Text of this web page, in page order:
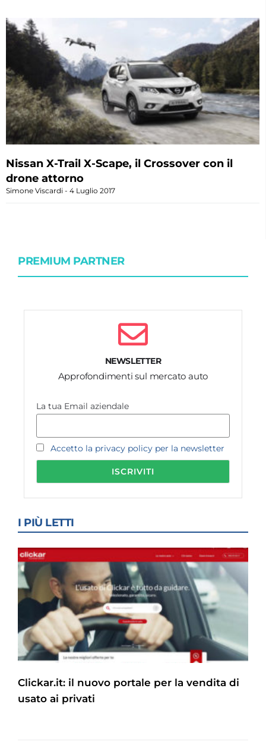
Nissan X-Trail X-Scape, il Crossover con il
drone attorno
Simone Viscardi 4 Luglio 2017
PREMIUM PARTNER
NEWSLETTER
Approfondimenti sul mercato auto
La tua Email aziendale
Accetto la privacy policy per la newsletter
I PIÙ LETTI
Clickar.it: il nuovo portale per la vendita di
usato ai privati